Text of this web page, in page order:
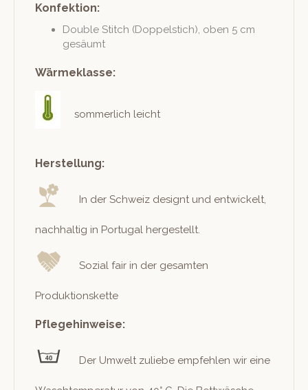
Konfektion:
Dou­ble Stitch (Dop­pel­stich), oben 5 cm
gesäumt
Wärmeklasse:
som­mer­lich leicht
Herstellung:
In der Schweiz designt und entwick­elt,
nach­haltig in Por­tu­gal hergestellt.
Sozial fair in der gesamten
Produktionskette
Pflegehinweise:
Der Umwelt zuliebe empfehlen wir eine